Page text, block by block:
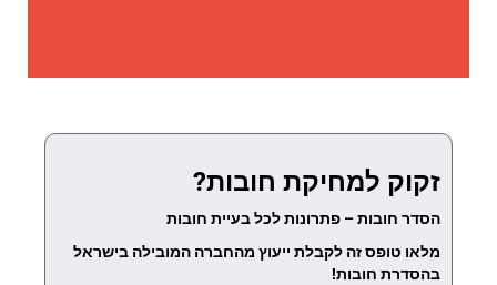
זקוק למחיקת חובות?
הסדר חובות – פתרונות לכל בעיית חובות
מלאו טופס זה לקבלת ייעוץ מהחברה המובילה בישראל
בהסדרת חובות!